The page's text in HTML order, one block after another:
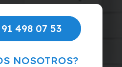
498 07 53
NOSOTROS?